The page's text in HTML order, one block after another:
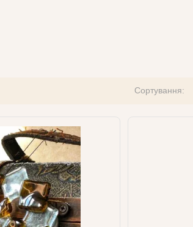
Сортування: